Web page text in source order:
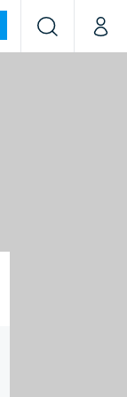
VyhledáváníMůj